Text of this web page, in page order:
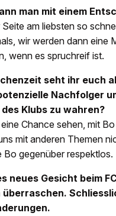
man mit einem
am liebsten so
wir werden dann eine
wenn es spruchreif ist.
seht ihr euch
Nachfolger
Klubs zu wahren?
Chance sehen, mit
mit anderen Themen
Bo gegenüber respektlos.
neues Gesicht beim
überraschen.